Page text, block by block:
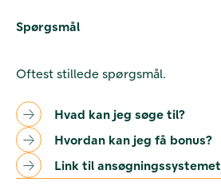
Spørgsmål
Oftest stillede spørgsmål.
Hvad kan jeg søge til?
Hvordan kan jeg få bonus?
Link til ansøgningssystemet